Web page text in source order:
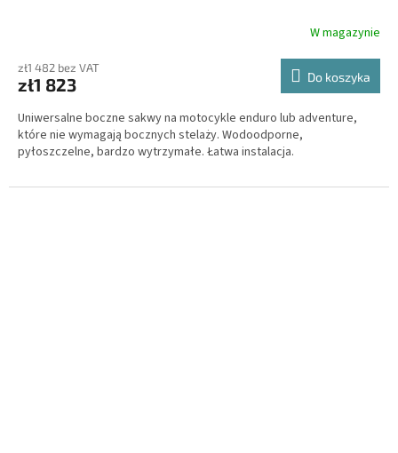
W magazynie
zł1 482 bez VAT
zł1 823 Do koszyka
Uniwersalne boczne sakwy na motocykle enduro lub adventure,
które nie wymagają bocznych stelaży. Wodoodporne,
pyłoszczelne, bardzo wytrzymałe. Łatwa instalacja.